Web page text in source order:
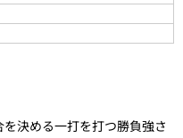
決める一打を打つ勝負強さ